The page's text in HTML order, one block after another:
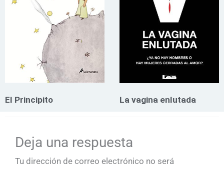
El Principito La vagina enlutada
Deja una respuesta
Tu dirección de correo electrónico no será